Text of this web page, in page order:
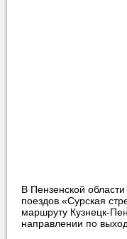
В Пензенской
поездов «Сурская
маршруту Кузнецк-
направлении по